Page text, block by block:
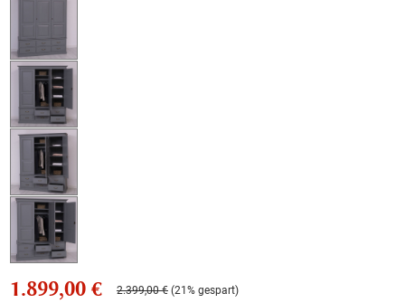
1.899,00 € 2.399,00 € (21% gespart)